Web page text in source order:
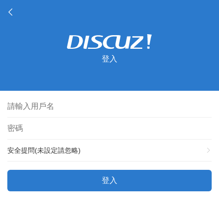
登入
安全提問(未設定請忽略)
登入